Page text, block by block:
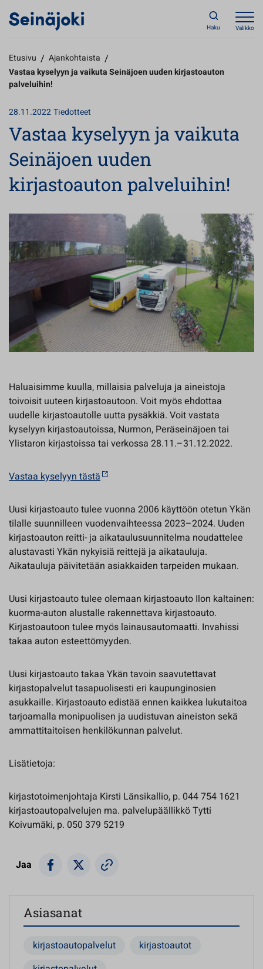
Haku Valikko
Etusivu / Ajankohtaista /
Vastaa kyselyyn ja vaikuta Seinäjoen uuden kirjastoauton
palveluihin!
28.11.2022Tiedotteet
Vastaa kyselyyn ja vaikuta
Seinäjoen uuden
kirjastoauton palveluihin!
Haluaisimme kuulla, millaisia palveluja ja aineistoja
toivoisit uuteen kirjastoautoon. Voit myös ehdottaa
uudelle kirjastoautolle uutta pysäkkiä. Voit vastata
kyselyyn kirjastoautoissa, Nurmon, Peräseinäjoen tai
Ylistaron kirjastoissa tai verkossa 28.11.–31.12.2022.
Vastaa kyselyyn tästä
Uusi kirjastoauto tulee vuonna 2006 käyttöön otetun Ykän
tilalle suunnilleen vuodenvaihteessa 2023–2024. Uuden
kirjastoauton reitti- ja aikataulusuunnitelma noudattelee
alustavasti Ykän nykyisiä reittejä ja aikatauluja.
Aikatauluja päivitetään asiakkaiden tarpeiden mukaan.
Uusi kirjastoauto tulee olemaan kirjastoauto Ilon kaltainen:
kuorma-auton alustalle rakennettava kirjastoauto.
Kirjastoautoon tulee myös lainausautomaatti. Invahissi
takaa auton esteettömyyden.
Uusi kirjastoauto takaa Ykän tavoin saavutettavat
kirjastopalvelut tasapuolisesti eri kaupunginosien
asukkaille. Kirjastoauto edistää ennen kaikkea lukutaitoa
tarjoamalla monipuolisen ja uudistuvan aineiston sekä
ammattitaitoisen henkilökunnan palvelut.
Lisätietoja:
kirjastotoimenjohtaja Kirsti Länsikallio, p. 044 754 1621
kirjastoautopalvelujen ma. palvelupäällikkö Tytti
Koivumäki, p. 050 379 5219
Jaa
Asiasanat
kirjastoautopalvelut
kirjastoautot